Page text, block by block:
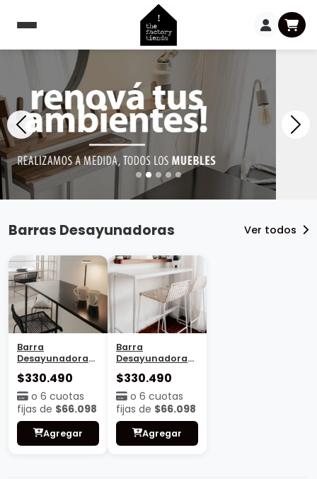
Barras Desayunadoras Ver todos
Barra
Desayunadora
$330.490
o 6 cuotas
fijas de $66.098
Agregar
Barra
Desayunadora
$330.490
o 6 cuotas
fijas de $66.098
Agregar